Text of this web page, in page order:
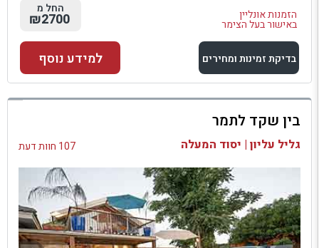
הזמנות אונליין
באישור בעל הצימר
החל מ
₪2700
בדיקת זמינות ומחירים
למתחם זה
בדיקת זמינות ומחירים
למידע נוסף
בין שקד לתמר
גליל עליון | יסוד המעלה 107 חוות דעת